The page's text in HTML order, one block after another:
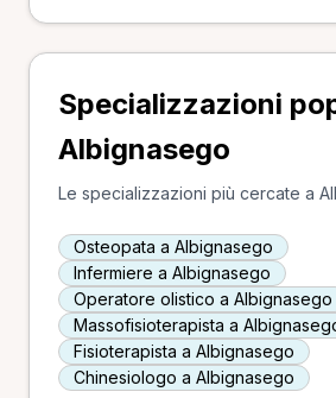
Specializzazioni
Albignasego
Le specializzazioni più cercate a
Osteopata a Albignasego
Infermiere a Albignasego
Operatore olistico a Albignasego
Massofisioterapista a
Fisioterapista a Albignasego
Chinesiologo a Albignasego